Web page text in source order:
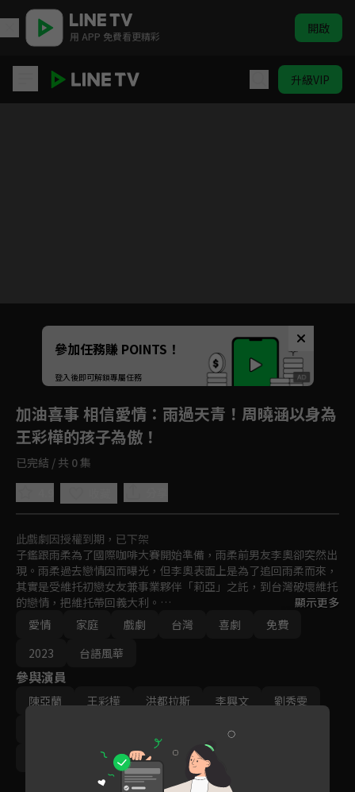
用 APP 免費看更精彩 開啟
升級VIP
Unmute
參加任務賺 POINTS！
登入後即可解鎖專屬任務
加油喜事 相信愛情 ：雨過天青！周曉涵以身為
王彩樺的孩子為傲！
已完結 / 共 0 集
此戲劇因授權到期，已下架
子鑑跟雨柔為了國際咖啡大賽開始準備，雨柔前男友李奧卻突然出
現。雨柔過去戀情因而曝光，但李奧表面上是為了追回雨柔而來，
其實是受維托初戀女友兼事業夥伴「莉亞」之託，到台灣破壞維托
的戀情，把維托帶回義大利。
德超在郵局收到一批要退回給寄件人的信件，寄件人竟然是高老
板。那些被退的信件都是寄給他的兒子「高瑞宏」。
子鑑和雨柔要結婚了。武林兩家又要再辦一場武林囍事，武家歡歡
雙方爭論不休，都不願意讓步，甚至一言不和走人，子鑑跟雨柔到
底該怎麼辦才好？
顯示更多
愛情
家庭 戲劇 台灣 喜劇
免費
2023
台語風華
參與演員
陳亞蘭 王彩樺 洪都拉斯 李興文
劉秀雯
潘映竹 劉育仁 鄭芯恩